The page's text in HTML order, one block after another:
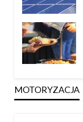
MOTORYZACJA